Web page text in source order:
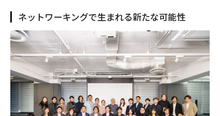
ネットワーキングで生まれる新たな可能性